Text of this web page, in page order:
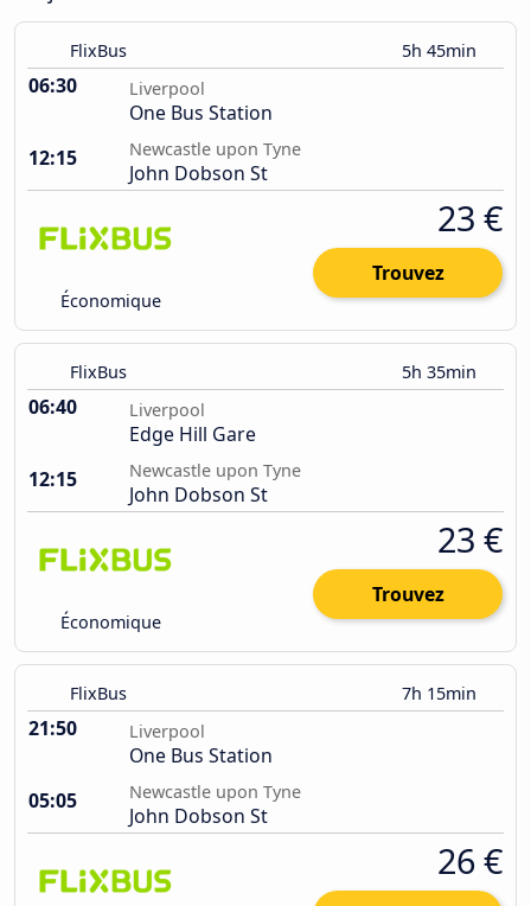
FlixBus 5h 45min
06:30 Liverpool
One Bus Station
12:15
Newcastle upon Tyne
John Dobson St
Économique
23 €
Trouvez
FlixBus 5h 35min
06:40 Liverpool
Edge Hill Gare
12:15
Newcastle upon Tyne
John Dobson St
Économique
23 €
Trouvez
FlixBus 7h 15min
21:50 Liverpool
One Bus Station
05:05
Newcastle upon Tyne
John Dobson St
26 €